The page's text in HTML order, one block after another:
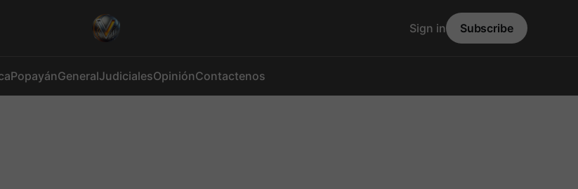
PopayánGeneralJudicialesOpiniónContactenos
Sign in Subscribe